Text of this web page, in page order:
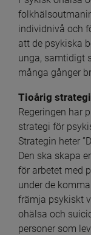
individnivå och
att de psykiska
unga, samtidigt
många gånger
Tioårig strategi
Regeringen har
strategi för
Strategin heter
Den ska skapa
för arbetet med
under de
främja psykiskt
ohälsa och
personer som